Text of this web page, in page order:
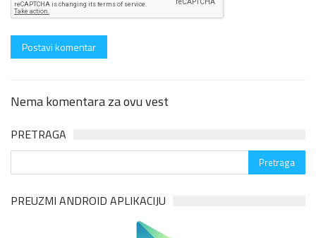
Nema komentara za ovu vest
PRETRAGA
PREUZMI ANDROID APLIKACIJU